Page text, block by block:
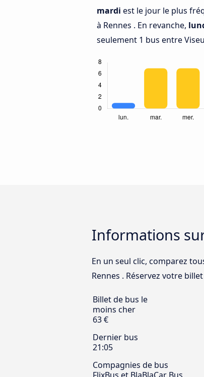
mardi est le jour le plus
à Rennes . En revanche,
seulement 1 bus entre
Informations
En un seul clic, comparez
Rennes . Réservez votre
Billet de bus le
moins cher
63 €
Dernier bus
21:05
Compagnies de bus